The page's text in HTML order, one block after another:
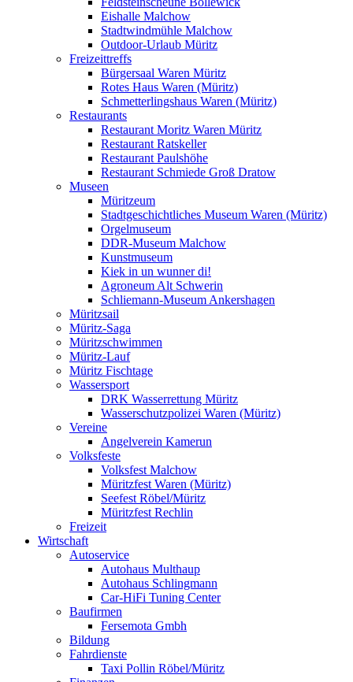
Eishalle Malchow
Stadtwindmühle Malchow
Outdoor-Urlaub Müritz
Freizeittreffs
Bürgersaal Waren Müritz
Rotes Haus Waren (Müritz)
Schmetterlingshaus Waren (Müritz)
Restaurants
Restaurant Moritz Waren Müritz
Restaurant Ratskeller
Restaurant Paulshöhe
Restaurant Schmiede Groß Dratow
Museen
Müritzeum
Stadtgeschichtliches Museum Waren (Müritz)
Orgelmuseum
DDR-Museum Malchow
Kunstmuseum
Kiek in un wunner di!
Agroneum Alt Schwerin
Schliemann-Museum Ankershagen
Müritzsail
Müritz-Saga
Müritzschwimmen
Müritz-Lauf
Müritz Fischtage
Wassersport
DRK Wasserrettung Müritz
Wasserschutzpolizei Waren (Müritz)
Vereine
Angelverein Kamerun
Volksfeste
Volksfest Malchow
Müritzfest Waren (Müritz)
Seefest Röbel/Müritz
Müritzfest Rechlin
Freizeit
Wirtschaft
Autoservice
Autohaus Multhaup
Autohaus Schlingmann
Car-HiFi Tuning Center
Baufirmen
Fersemota Gmbh
Bildung
Fahrdienste
Taxi Pollin Röbel/Müritz